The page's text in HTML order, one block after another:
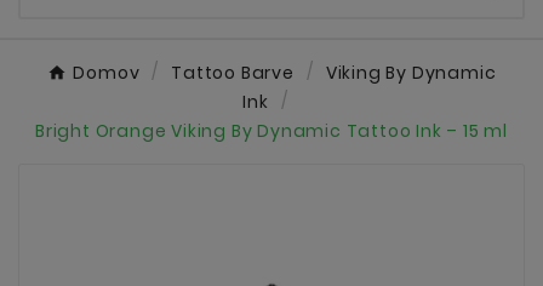
Domov Tattoo Barve
Viking By Dynamic
Ink
Bright Orange Viking By Dynamic Tattoo Ink – 15 ml